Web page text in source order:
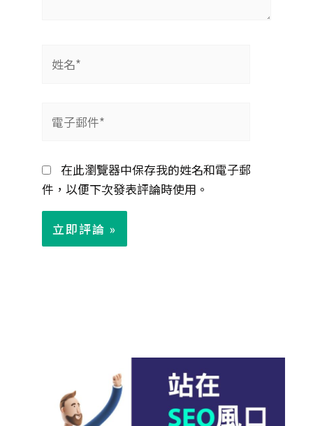
名
件
*
在此瀏覽器中保存我的姓名和電子郵
件，以便下次發表評論時使用。